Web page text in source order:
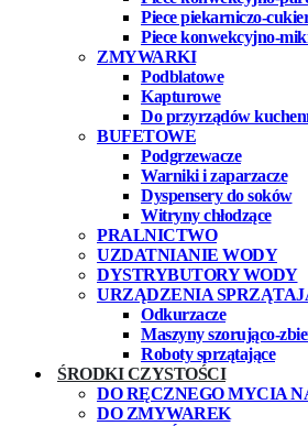
Piece piekarniczo-
Piece konwekcyjno-
ZMYWARKI
Podblatowe
Kapturowe
Do przyrządów
BUFETOWE
Podgrzewacze
Warniki i zaparzacze
Dyspensery do soków
Witryny chłodzące
PRALNICTWO
UZDATNIANIE WODY
DYSTRYBUTORY WODY
URZĄDZENIA
Odkurzacze
Maszyny szorująco-
Roboty sprzątające
ŚRODKI CZYSTOŚCI
DO RĘCZNEGO MYCIA
DO ZMYWAREK